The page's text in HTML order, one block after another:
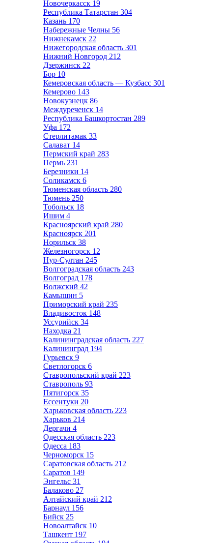
Новочеркасск 19
Республика Татарстан 304
Казань 170
Набережные Челны 56
Нижнекамск 22
Нижегородская область 301
Нижний Новгород 212
Дзержинск 22
Бор 10
Кемеровская область — Кузбасс 301
Кемерово 143
Новокузнецк 86
Междуреченск 14
Республика Башкортостан 289
Уфа 172
Стерлитамак 33
Салават 14
Пермский край 283
Пермь 231
Березники 14
Соликамск 6
Тюменская область 280
Тюмень 250
Тобольск 18
Ишим 4
Красноярский край 280
Красноярск 201
Норильск 38
Железногорск 12
Нур-Султан 245
Волгоградская область 243
Волгоград 178
Волжский 42
Камышин 5
Приморский край 235
Владивосток 148
Уссурийск 34
Находка 21
Калининградская область 227
Калининград 194
Гурьевск 9
Светлогорск 6
Ставропольский край 223
Ставрополь 93
Пятигорск 35
Ессентуки 20
Харьковская область 223
Харьков 214
Дергачи 4
Одесская область 223
Одесса 183
Черноморск 15
Саратовская область 212
Саратов 149
Энгельс 31
Балаково 27
Алтайский край 212
Барнаул 156
Бийск 25
Новоалтайск 10
Ташкент 197